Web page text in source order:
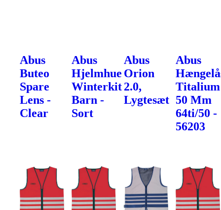
Abus
Buteo
Spare
Lens -
Clear
Abus
Hjelmhue
Winterkit
Barn -
Sort
Abus
Orion
2.0,
Lygtesæt
Abus
Titalium
50 Mm
64ti/50 -
56203